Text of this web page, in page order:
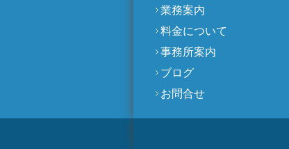
業務案内
料金について
事務所案内
ブログ
お問合せ